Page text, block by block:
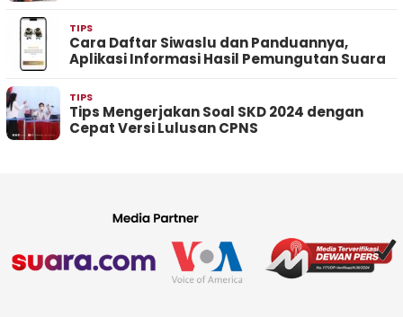
TIPS
Cara Daftar Siwaslu dan Panduannya,
Aplikasi Informasi Hasil Pemungutan Suara
TIPS
Tips Mengerjakan Soal SKD 2024 dengan
Cepat Versi Lulusan CPNS